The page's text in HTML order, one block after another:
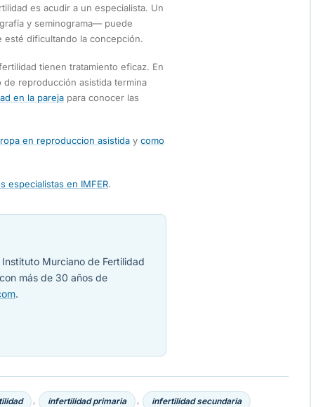
es acudir a un especialista. Un
y seminograma— puede
esté dificultando la concepción.
tienen tratamiento eficaz. En
de reproducción asistida termina
en la pareja para conocer las
en reproduccion asistida y como
especialistas en IMFER.
Murciano de Fertilidad
más de 30 años de
.
, infertilidad primaria , infertilidad secundaria